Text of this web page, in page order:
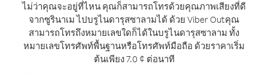
ไม่ว่าคุณจะอยู่ที่ไหน คุณก็สามารถโทรด้วยคุณภาพเสียงที่ดี
จากซูรินาเม ไปบรูไนดารุสซาลามได้ ด้วย Viber Outคุณ
สามารถโทรถึงหมายเลขใดก็ได้ในบรูไนดารุสซาลาม ทั้ง
หมายเลขโทรศัพท์พื้นฐานหรือโทรศัพท์มือถือ ด้วยราคาเริ่ม
ต้นเพียง 7.0 ¢ ต่อนาที